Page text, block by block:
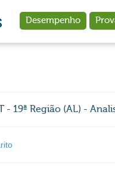
Desempenho
- 19ª Região (AL) -